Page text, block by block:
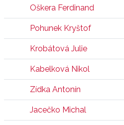
Oškera Ferdinand
Pohunek Kryštof
Krobátová Julie
Kabelková Nikol
Zídka Antonín
Jacečko Michal